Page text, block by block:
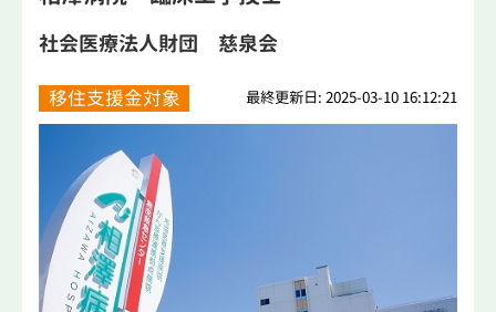
社会医療法人財団 慈泉会
移住支援金対象 最終更新日: 2025-03-10 16:12:21